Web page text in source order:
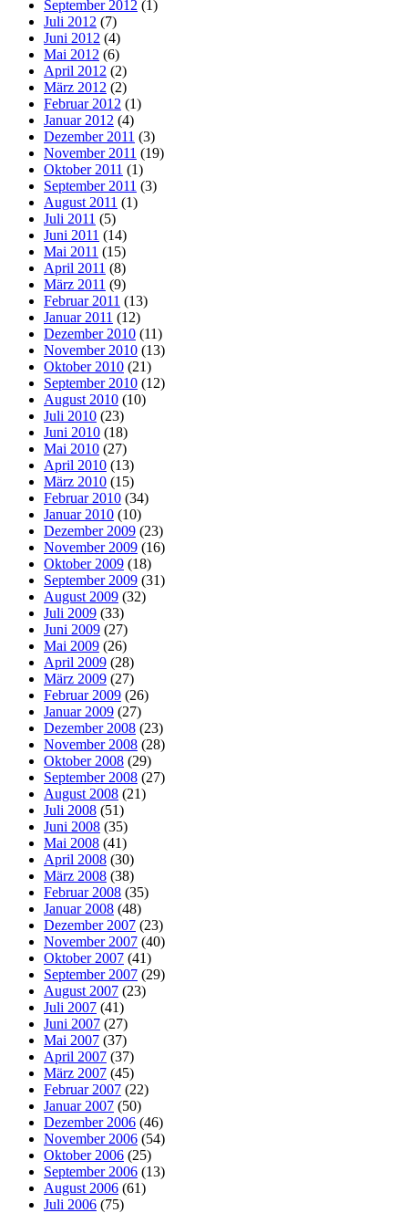
September 2012 (1)
Juli 2012 (7)
Juni 2012 (4)
Mai 2012 (6)
April 2012 (2)
März 2012 (2)
Februar 2012 (1)
Januar 2012 (4)
Dezember 2011 (3)
November 2011 (19)
Oktober 2011 (1)
September 2011 (3)
August 2011 (1)
Juli 2011 (5)
Juni 2011 (14)
Mai 2011 (15)
April 2011 (8)
März 2011 (9)
Februar 2011 (13)
Januar 2011 (12)
Dezember 2010 (11)
November 2010 (13)
Oktober 2010 (21)
September 2010 (12)
August 2010 (10)
Juli 2010 (23)
Juni 2010 (18)
Mai 2010 (27)
April 2010 (13)
März 2010 (15)
Februar 2010 (34)
Januar 2010 (10)
Dezember 2009 (23)
November 2009 (16)
Oktober 2009 (18)
September 2009 (31)
August 2009 (32)
Juli 2009 (33)
Juni 2009 (27)
Mai 2009 (26)
April 2009 (28)
März 2009 (27)
Februar 2009 (26)
Januar 2009 (27)
Dezember 2008 (23)
November 2008 (28)
Oktober 2008 (29)
September 2008 (27)
August 2008 (21)
Juli 2008 (51)
Juni 2008 (35)
Mai 2008 (41)
April 2008 (30)
März 2008 (38)
Februar 2008 (35)
Januar 2008 (48)
Dezember 2007 (23)
November 2007 (40)
Oktober 2007 (41)
September 2007 (29)
August 2007 (23)
Juli 2007 (41)
Juni 2007 (27)
Mai 2007 (37)
April 2007 (37)
März 2007 (45)
Februar 2007 (22)
Januar 2007 (50)
Dezember 2006 (46)
November 2006 (54)
Oktober 2006 (25)
September 2006 (13)
August 2006 (61)
Juli 2006 (75)